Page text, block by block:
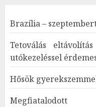
Brazília –
Tetoválás
utókezeléssel
Hősök
Megfiatalodott